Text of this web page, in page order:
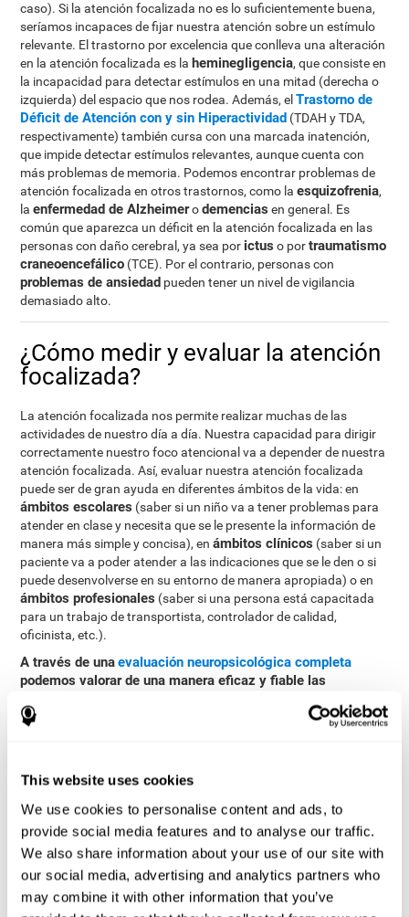
This website uses cookies
We use cookies to personalise content and ads, to
provide social media features and to analyse our traffic.
We also share information about your use of our site with
our social media, advertising and analytics partners who
may combine it with other information that you’ve
caso). Si la atención focalizada no es lo suficientemente buena,
seríamos incapaces de fijar nuestra atención sobre un estímulo
relevante. El trastorno por excelencia que conlleva una alteración
en la atención focalizada es la heminegligencia, que consiste en
la incapacidad para detectar estímulos en una mitad (derecha o
izquierda) del espacio que nos rodea. Además, elTrastorno de
Déficit de Atención con y sin Hiperactividad (TDAH y TDA,
respectivamente) también cursa con una marcada inatención,
que impide detectar estímulos relevantes, aunque cuenta con
más problemas de memoria. Podemos encontrar problemas de
atención focalizada en otros trastornos, como laesquizofrenia,
laenfermedad de Alzheimerodemencias en general. Es
común que aparezca un déficit en la atención focalizada en las
personas con daño cerebral, ya sea por ictus o portraumatismo
craneoencefálico (TCE). Por el contrario, personas con
problemas de ansiedad pueden tener un nivel de vigilancia
demasiado alto.
¿Cómo medir y evaluar la atención
focalizada?
La atención focalizada nos permite realizar muchas de las
actividades de nuestro día a día. Nuestra capacidad para dirigir
correctamente nuestro foco atencional va a depender de nuestra
atención focalizada. Así, evaluar nuestra atención focalizada
puede ser de gran ayuda en diferentes ámbitos de la vida: en
ámbitos escolares (saber si un niño va a tener problemas para
atender en clase y necesita que se le presente la información de
manera más simple y concisa), enámbitos clínicos (saber si un
paciente va a poder atender a las indicaciones que se le den o si
puede desenvolverse en su entorno de manera apropiada) o en
ámbitos profesionales (saber si una persona está capacitada
para un trabajo de transportista, controlador de calidad,
oficinista, etc.).
A través de unaevaluación neuropsicológica completa
podemos valorar de una manera eficaz y fiable las
focalizada
para evaluar la atención
Visual Organisation Task (VOT). Esta prueba ayuda a evaluar
otras alteraciones de conducta como la inquietud o la
impulsividad, la ansiedad y la inatención, entre otras. Además de
la atención focalizada, el test también mide inhibición y
flexibilidad cognitiva.
Test de Celeridad REST-HECOOR: Aparece en la pantalla un
cuadrado azul. Habrá que pulsar tan rápido como sea
posible el botón situándose dentro del cuadrado. Cuantos